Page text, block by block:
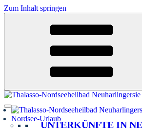
Zum Inhalt springen
Nordsee-Urlaub
UNTERKÜNFTE IN